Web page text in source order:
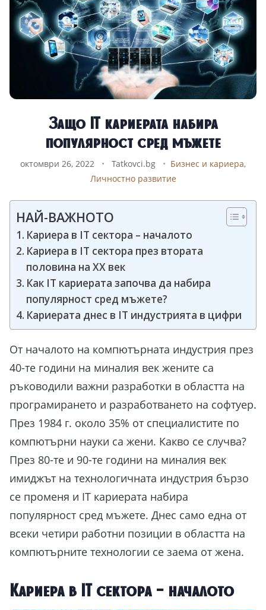
Защо IT кариерата набира
популярност сред мъжете
октомври 26, 2022 • Tatkovci.bg • Бизнес и кариера,
Личностно развитие
НАЙ-ВАЖНОТО
Кариера в IT сектора – началото
Кариера в IT сектора през втората
половина на ХХ век
Как IT кариерата започва да набира
популярност сред мъжете?
Кариерата днес в IT индустрията в цифри
От началото на компютърната индустрия през
40-те години на миналия век жените са
ръководили важни разработки в областта на
програмирането и разработването на софтуер.
През 1984 г. около 35% от специалистите по
компютърни науки са жени. Какво се случва?
През 80-те и 90-те години на миналия век
имиджът на технологичната индустрия бързо
се променя и IT кариерата набира
популярност сред мъжете. Днес само една от
всеки четири работни позиции в областта на
компютърните технологии се заема от жена.
Кариера в IT сектора – началото